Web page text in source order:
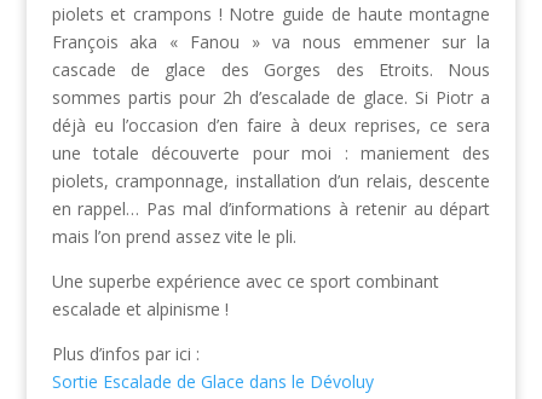
piolets et crampons ! Notre guide de haute montagne
François aka « Fanou » va nous emmener sur la
cascade de glace des Gorges des Etroits. Nous
sommes partis pour 2h d’escalade de glace. Si Piotr a
déjà eu l’occasion d’en faire à deux reprises, ce sera
une totale découverte pour moi : maniement des
piolets, cramponnage, installation d’un relais, descente
en rappel… Pas mal d’informations à retenir au départ
mais l’on prend assez vite le pli.
Une superbe expérience avec ce sport combinant
escalade et alpinisme !
Plus d’infos par ici :
Sortie Escalade de Glace dans le Dévoluy